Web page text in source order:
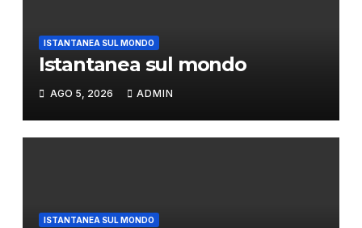
ISTANTANEA SUL MONDO
Istantanea sul mondo
AGO 5, 2026 ADMIN
ISTANTANEA SUL MONDO